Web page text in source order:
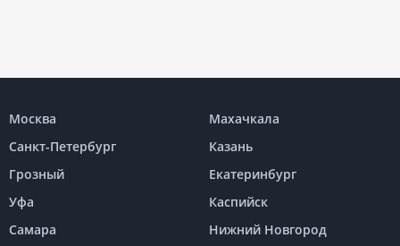
Москва
Махачкала
Санкт-Петербург
Казань
Грозный
Екатеринбург
Уфа
Каспийск
Самара
Нижний Новгород